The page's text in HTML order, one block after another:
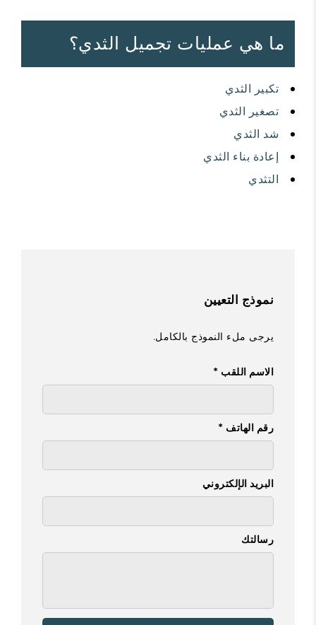
ما هي عمليات تجميل الثدي؟
تكبير الثدي
تصغير الثدي
شد الثدي
إعادة بناء الثدي
التثدي
نموذج التعيين
يرجى ملء النموذج بالكامل.
الاسم اللقب *
رقم الهاتف *
البريد الإلكتروني
رسالتك